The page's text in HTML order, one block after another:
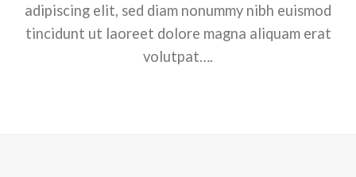
adipiscing elit, sed diam nonummy nibh euismod
tincidunt ut laoreet dolore magna aliquam erat
volutpat….